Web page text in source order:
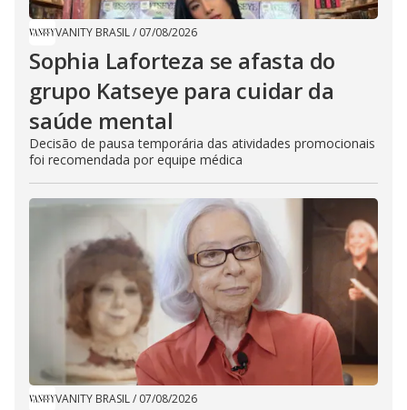
VANITY BRASIL/ 07/08/2026
Sophia Laforteza se afasta do
grupo Katseye para cuidar da
saúde mental
Decisão de pausa temporária das atividades promocionais
foi recomendada por equipe médica
VANITY BRASIL/ 07/08/2026